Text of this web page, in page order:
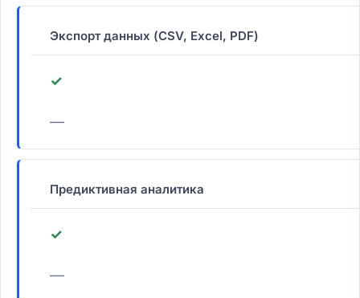
Экспорт данных (CSV, Excel, PDF)
✓
—
Предиктивная аналитика
✓
—